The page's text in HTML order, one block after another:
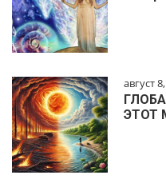
август
ЭТОТ